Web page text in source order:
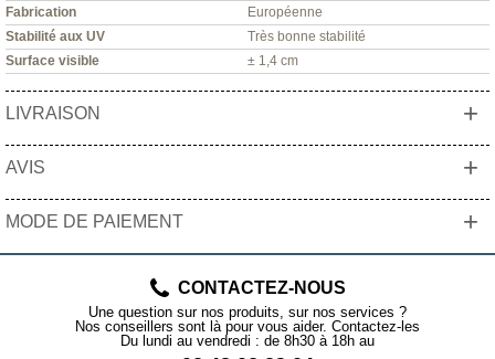
Fabrication
Européenne
Stabilité aux UV
Très bonne stabilité
Surface visible
± 1,4 cm
LIVRAISON +
AVIS +
MODE DE PAIEMENT +
CONTACTEZ-NOUS
Une question sur nos produits, sur nos services ?
Nos conseillers sont là pour vous aider. Contactez-les
Du lundi au vendredi : de 8h30 à 18h au